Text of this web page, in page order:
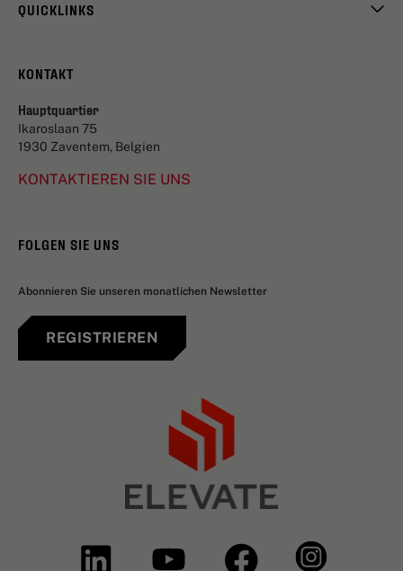
QUICKLINKS
KONTAKT
Hauptquartier
Ikaroslaan 75
1930 Zaventem, Belgien
KONTAKTIEREN SIE UNS
FOLGEN SIE UNS
Abonnieren Sie unseren monatlichen Newsletter
REGISTRIEREN